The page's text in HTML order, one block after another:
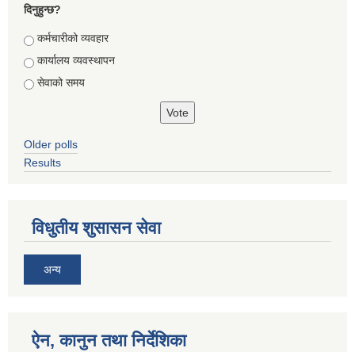
दिनुहुन्छ?
Choices
कर्मचारीको व्यवहार
कार्यालय व्यवस्थापन
सेवाको समय
Older polls
Results
विधुतीय शुसासन सेवा
अन्य
ऐन, कानुन तथा निर्देशिका